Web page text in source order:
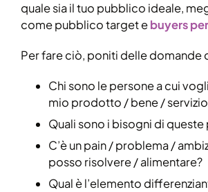
quale sia il tuo pubblico ideale,
come pubblico target ebuyers
Per fare ciò, poniti delle domande
Chi sono le persone a cui
mio prodotto / bene /
Quali sono i bisogni di queste
C’è un pain / problema /
posso risolvere / alimentare?
Qual è l’elemento